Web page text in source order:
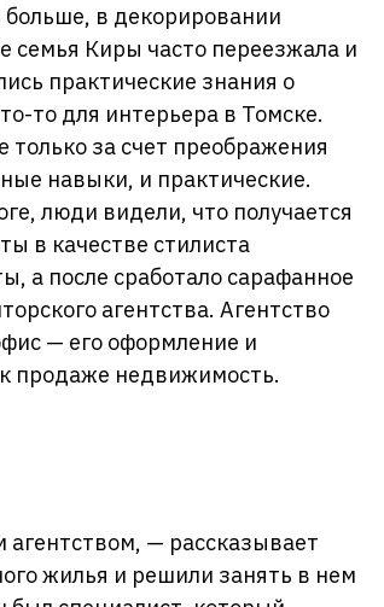
больше, в декорировании
семья Киры часто переезжала и
практические знания о
то для интерьера в Томске.
только за счет преображения
навыки, и практические.
люди видели, что получается
в качестве стилиста
а после сработало сарафанное
агентства. Агентство
— его оформление и
к продаже недвижимость.
— рассказывает
жилья и решили занять в нем